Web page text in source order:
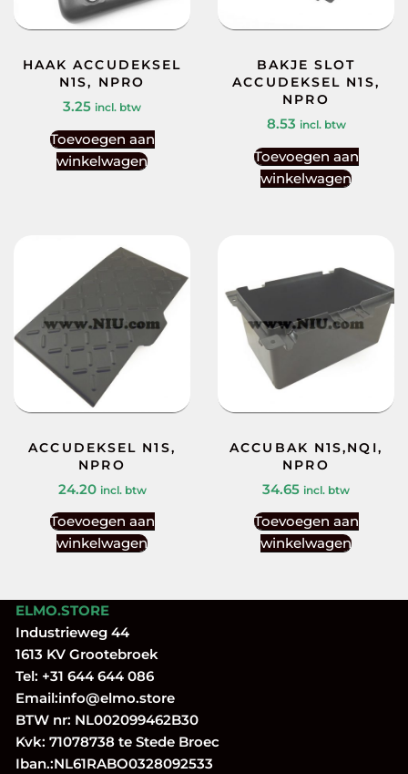
HAAK ACCUDEKSEL
N1S, NPRO
3.25 incl. btw
Toevoegen aan
winkelwagen
BAKJE SLOT
ACCUDEKSEL N1S,
NPRO
8.53 incl. btw
Toevoegen aan
winkelwagen
ACCUDEKSEL N1S,
NPRO
24.20 incl. btw
Toevoegen aan
winkelwagen
ACCUBAK N1S,NQI,
NPRO
34.65 incl. btw
Toevoegen aan
winkelwagen
ELMO.STORE
Industrieweg 44
1613 KV Grootebroek
Tel: +31 644 644 086
Email:info@elmo.store
BTW nr: NL002099462B30
Kvk: 71078738 te Stede Broec
Iban.:NL61RABO0328092533